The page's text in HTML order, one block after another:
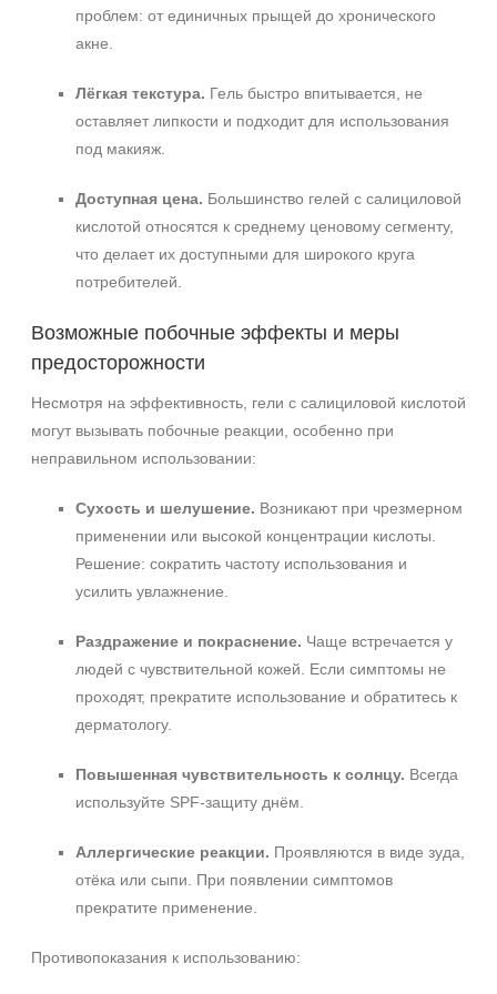
проблем: от единичных прыщей до хронического
акне.
Лёгкая текстура. Гель быстро впитывается, не
оставляет липкости и подходит для использования
под макияж.
Доступная цена. Большинство гелей с салициловой
кислотой относятся к среднему ценовому сегменту,
что делает их доступными для широкого круга
потребителей.
Возможные побочные эффекты и меры
предосторожности
Несмотря на эффективность, гели с салициловой кислотой
могут вызывать побочные реакции, особенно при
неправильном использовании:
Сухость и шелушение. Возникают при чрезмерном
применении или высокой концентрации кислоты.
Решение: сократить частоту использования и
усилить увлажнение.
Раздражение и покраснение. Чаще встречается у
людей с чувствительной кожей. Если симптомы не
проходят, прекратите использование и обратитесь к
дерматологу.
Повышенная чувствительность к солнцу. Всегда
используйте SPF-защиту днём.
Аллергические реакции. Проявляются в виде зуда,
отёка или сыпи. При появлении симптомов
прекратите применение.
Противопоказания к использованию: